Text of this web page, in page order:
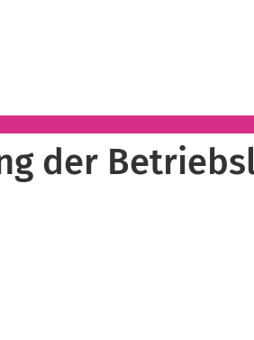
der